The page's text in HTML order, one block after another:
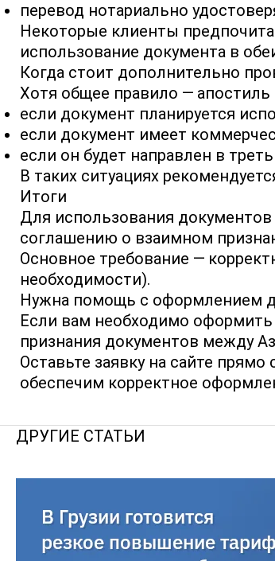
перевод нотариально
Некоторые клиенты
использование документа в
Когда стоит дополнительно
Хотя общее правило —
если документ планируется
если документ имеет
если он будет направлен в
В таких ситуациях
Итоги
Для использования документов
соглашению о взаимном
Основное требование —
необходимости).
Нужна помощь с оформлением
Если вам необходимо оформить
признания документов между
Оставьте заявку на сайте
обеспечим корректное
ДРУГИЕ СТАТЬИ